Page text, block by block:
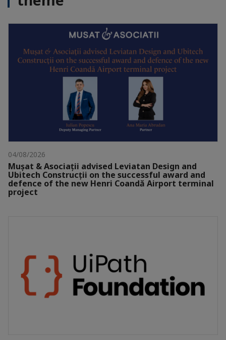
04/08/2026
Mușat & Asociații advised Leviatan Design and
Ubitech Construcții on the successful award and
defence of the new Henri Coandă Airport terminal
project